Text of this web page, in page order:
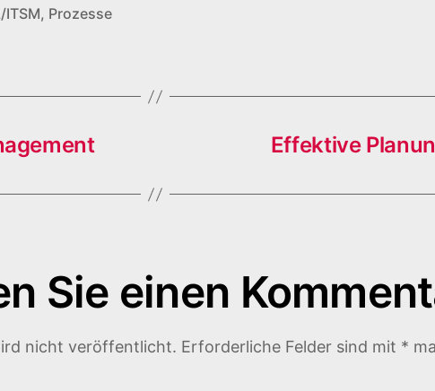
ITSM, Prozesse
Effektive
Sie einen
nicht veröffentlicht. Erforderliche Felder sind mit *